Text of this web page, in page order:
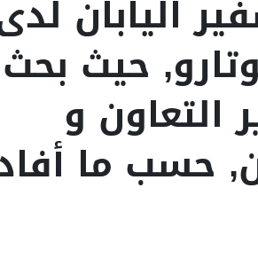
اليابان
حيث بحث
التعاون و
حسب ما